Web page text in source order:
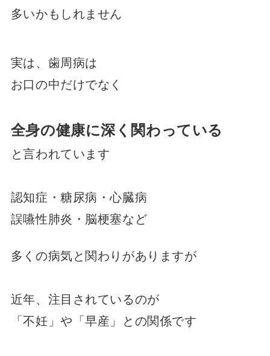
多いかもしれません
実は、歯周病は
お口の中だけでなく
全身の健康に深く関わっている
と言われています
認知症・糖尿病・心臓病
誤嚥性肺炎・脳梗塞など
多くの病気と関わりがありますが
近年、注目されているのが
「不妊」や「早産」との関係です